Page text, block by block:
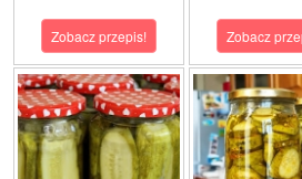
Zobacz przepis! Zobacz